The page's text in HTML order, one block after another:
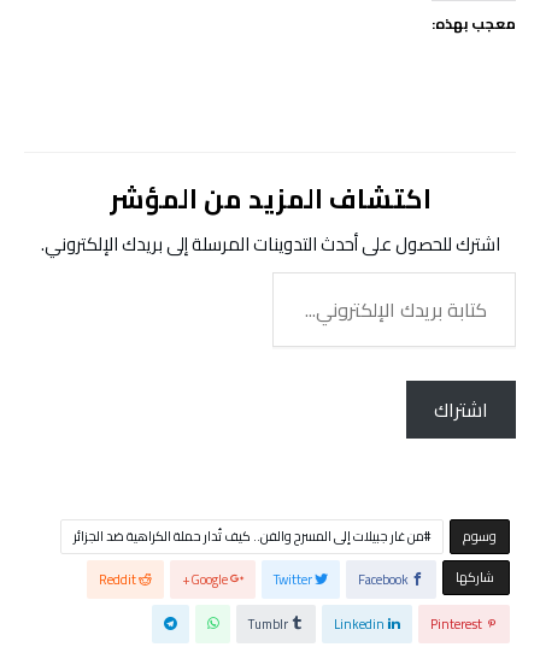
معجب بهذه:
اكتشاف المزيد من المؤشر
اشترك للحصول على أحدث التدوينات المرسلة إلى بريدك الإلكتروني.
بريدك
الإلكتروني...
اشتراك
‫‫‫‫وسوم‬
من غار جبيلات إلى المسرح والفن.. كيف تُدار حملة الكراهية ضد الجزائر
‫‫ شاركها‬
Facebook
Twitter
Google+
Reddit
Pinterest
Linkedin
Tumblr